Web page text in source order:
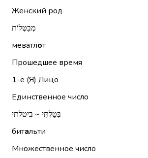
Женский род
מְבַטְּלוֹת
меватлот
Прошедшее время
1-е (Я) Лицо
Единственное число
בִּטַּלְתִּי ~ ביטלתי
битальти
Множественное число